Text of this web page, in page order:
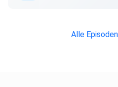
Alle